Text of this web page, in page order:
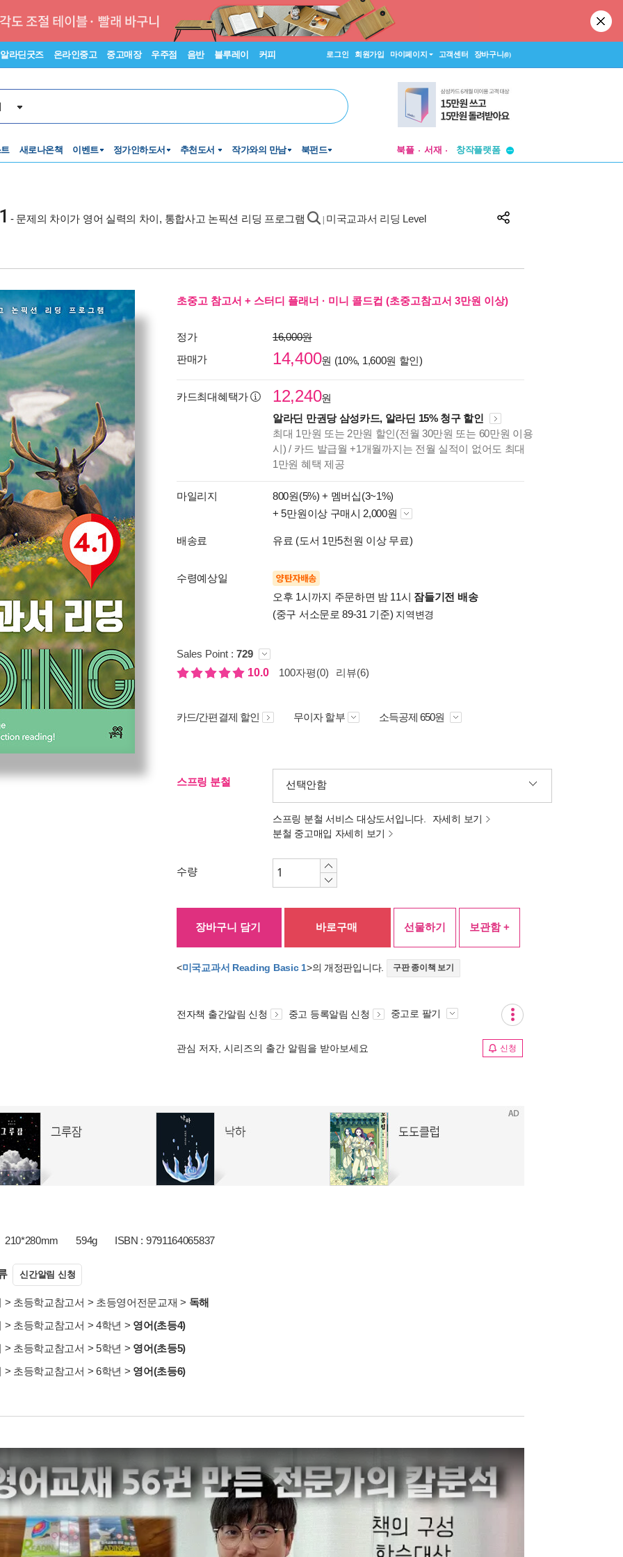
알라딘굿즈 온라인중고 중고매장 우주점 음반 블루레이 커피 로그인 회원가입 마이페이지 고객센터 장바구니(0)
새로나온책 이벤트 정가인하도서 추천도서 작가와의 만남 북펀드 북플 서재
투비컨티뉴드
투비컨티뉴드
- 문제의 차이가 영어 실력의 차이, 통합사고 논픽션 리딩 프로그램 미국교과서 리딩 Level
초중고 참고서 + 스터디 플래너 · 미니 콜드컵 (초중고참고서 3만원 이상)
정가
16,000원
판매가
14,400원 (10%, 1,600원 할인)
카드최대혜택가 12,240원
알라딘 만권당 삼성카드, 알라딘 15% 청구 할인
최대 1만원 또는 2만원 할인(전월 30만원 또는 60만원 이용
시) / 카드 발급월 +1개월까지는 전월 실적이 없어도 최대
1만원 혜택 제공
마일리지 800원(5%) + 멤버십(3~1%)
+ 5만원이상 구매시 2,000원
배송료 유료 (도서 1만5천원 이상 무료)
수령예상일 양탄자배송
오후 1시까지 주문하면 밤 11시 잠들기전 배송
(중구 서소문로 89-31 기준) 지역변경
Sales Point : 729
10.0
100자평(0) 리뷰(6)
카드/간편결제 할인 무이자 할부 소득공제 650원
스프링 분철 선택안함
스프링 분철 서비스 대상도서입니다.
자세히 보기
분철 중고매입 자세히 보기
수량
장바구니 담기 바로구매 선물하기 보관함 +
<미국교과서 Reading Basic 1>의 개정판입니다. 구판 종이책 보기
전자책 출간알림 신청 중고 등록알림 신청 중고로 팔기
관심 저자, 시리즈의 출간 알림을 받아보세요 신청
210*280mm 594g ISBN : 9791164065837
신간알림 신청
> 초등학교참고서 > 초등영어전문교재 > 독해
> 초등학교참고서 > 4학년 > 영어(초등4)
> 초등학교참고서 > 5학년 > 영어(초등5)
> 초등학교참고서 > 6학년 > 영어(초등6)